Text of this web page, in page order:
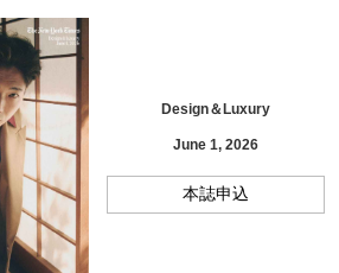
Design＆Luxury
June 1, 2026
本誌申込